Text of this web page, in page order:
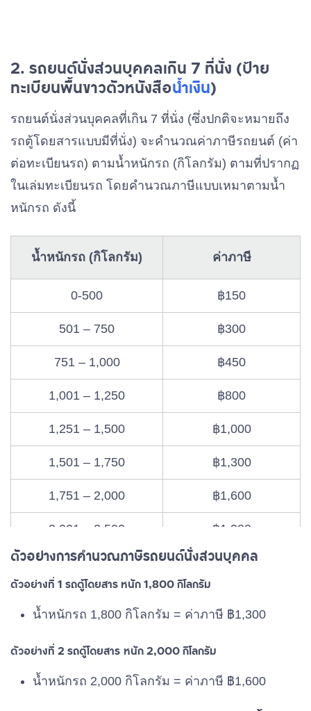
2. รถยนต์นั่งส่วนบุคคลเกิน 7 ที่นั่ง (ป้าย
ทะเบียนพื้นขาวตัวหนังสือน้ำเงิน)
รถยนต์นั่งส่วนบุคคลที่เกิน 7 ที่นั่ง (ซึ่งปกติจะหมายถึง
รถตู้โดยสารแบบมีที่นั่ง) จะคำนวณค่าภาษีรถยนต์ (ค่า
ต่อทะเบียนรถ) ตามน้ำหนักรถ (กิโลกรัม) ตามที่ปรากฏ
ในเล่มทะเบียนรถ โดยคำนวณภาษีแบบเหมาตามน้ำ
หนักรถ ดังนี้
น้ำหนักรถ (กิโลกรัม) ค่าภาษี
0-500 ฿150
501 – 750 ฿300
751 – 1,000 ฿450
1,001 – 1,250 ฿800
1,251 – 1,500 ฿1,000
1,501 – 1,750 ฿1,300
1,751 – 2,000 ฿1,600
2,001 – 2,500 ฿1,900
2,501 – 3,000 ฿2,200
3,001 – 3,500
4,001 – 4,500
ตัวอย่างการคำนวณภาษีรถยนต์นั่งส่วนบุคคล
ตัวอย่างที่ 1 รถตู้โดยสาร หนัก 1,800 กิโลกรัม
น้ำหนักรถ 1,800 กิโลกรัม = ค่าภาษี ฿1,300
ตัวอย่างที่ 2 รถตู้โดยสาร หนัก 2,000 กิโลกรัม
น้ำหนักรถ 2,000 กิโลกรัม = ค่าภาษี ฿1,600